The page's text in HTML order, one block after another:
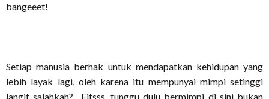
bangeeet!
Setiap manusia berhak untuk mendapatkan kehidupan yang
lebih layak lagi, oleh karena itu mempunyai mimpi setinggi
langit salahkah? Eitsss...tunggu dulu bermimpi di sini bukan